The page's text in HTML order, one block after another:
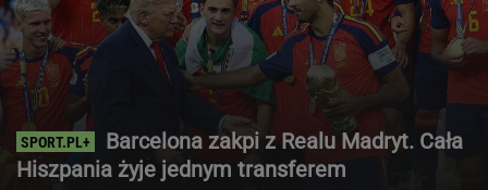
Barcelona zakpi z Realu Madryt. Cała
Hiszpania żyje jednym transferem